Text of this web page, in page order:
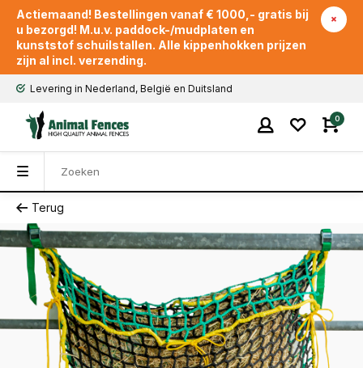
Actiemaand! Bestellingen vanaf € 1000,- gratis bij
u bezorgd! M.u.v. paddock-/mudplaten en
kunststof schuilstallen. Alle kippenhokken prijzen
zijn al incl. verzending.
Levering in Nederland, België en Duitsland
0
Terug